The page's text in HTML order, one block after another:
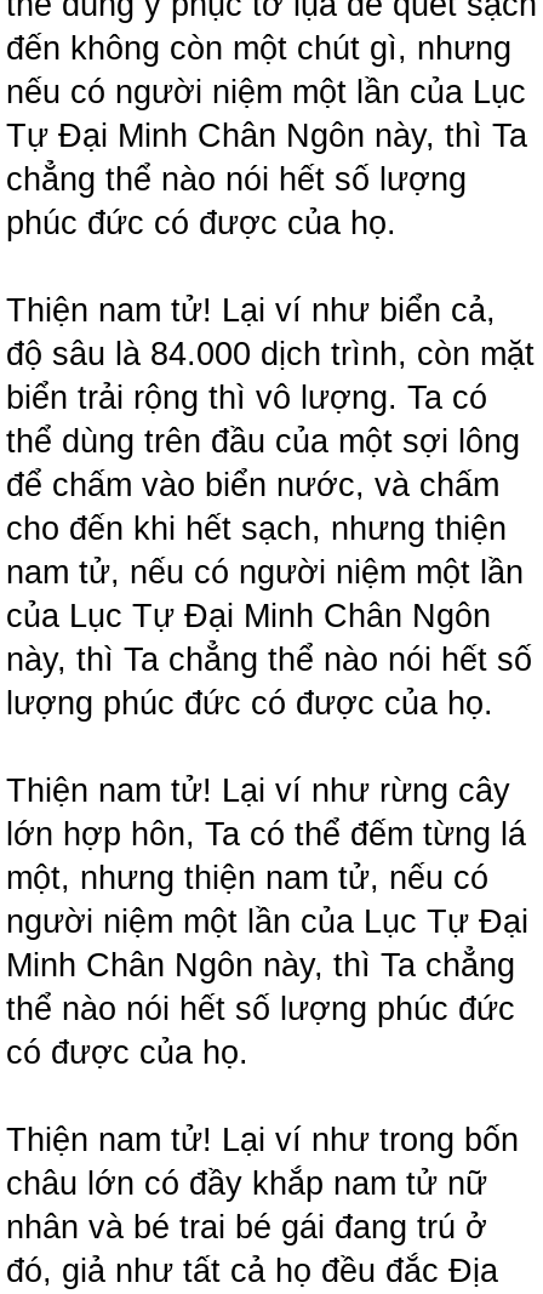
đến không còn một chút gì, nhưng
nếu có người niệm một lần của Lục
Tự Đại Minh Chân Ngôn này, thì Ta
chẳng thể nào nói hết số lượng
phúc đức có được của họ.
Thiện nam tử! Lại ví như biển cả,
độ sâu là 84.000 dịch trình, còn mặt
biển trải rộng thì vô lượng. Ta có
thể dùng trên đầu của một sợi lông
để chấm vào biển nước, và chấm
cho đến khi hết sạch, nhưng thiện
nam tử, nếu có người niệm một lần
của Lục Tự Đại Minh Chân Ngôn
này, thì Ta chẳng thể nào nói hết số
lượng phúc đức có được của họ.
Thiện nam tử! Lại ví như rừng cây
lớn hợp hôn, Ta có thể đếm từng lá
một, nhưng thiện nam tử, nếu có
người niệm một lần của Lục Tự Đại
Minh Chân Ngôn này, thì Ta chẳng
thể nào nói hết số lượng phúc đức
có được của họ.
Thiện nam tử! Lại ví như trong bốn
châu lớn có đầy khắp nam tử nữ
nhân và bé trai bé gái đang trú ở
đó, giả như tất cả họ đều đắc Địa